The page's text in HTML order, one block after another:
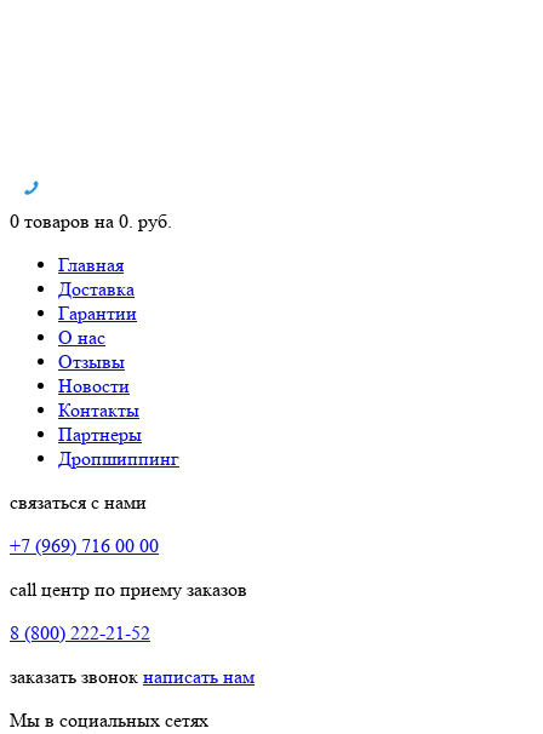
0 товаров на 0. руб.
Главная
Доставка
Гарантии
О нас
Отзывы
Новости
Контакты
Партнеры
Дропшиппинг
связаться с нами
+7 (969) 716 00 00
call центр по приему заказов
8 (800) 222-21-52
заказать звонок написать нам
Мы в социальных сетях